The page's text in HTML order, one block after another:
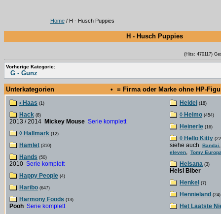
Home/ H - Husch Puppies
H - Husch Puppies
(Hits: 470117)
Vorherige Kategorie:
G - Gunz
Unterkategorien • = Firma oder Marke ohne HP-
• Haas (1)
Hack (8)
2013 / 2014 Mickey Mouse Serie komplett
◊ Hallmark (12)
Hamlet (310)
Hands (50)
2010 Serie komplett
Happy People (4)
Haribo (647)
Harmony Foods (13)
Pooh Serie komplett
Heidel (18)
◊ Heimo (454)
Heinerle (16)
◊ Hello Kitty
siehe auch Bandai
eleven, Tomy
Helsana (3)
Helsi Biber
Henkel (7)
Hennieland (24)
Het Laatste